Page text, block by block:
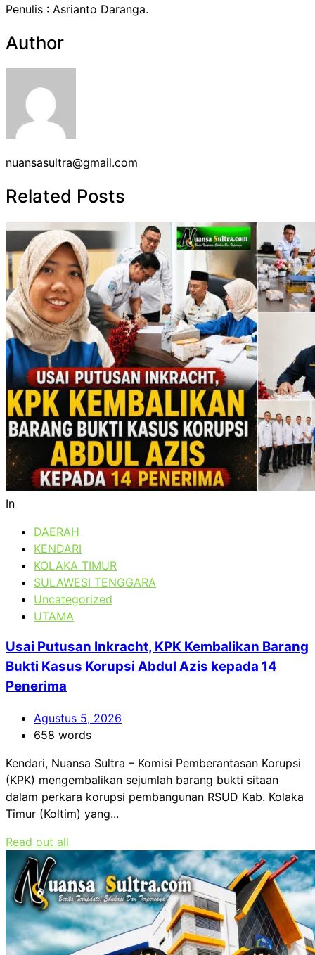
Penulis : Asrianto Daranga.
Author
nuansasultra@gmail.com
Related Posts
In
DAERAH
KENDARI
KOLAKA TIMUR
SULAWESI TENGGARA
Uncategorized
UTAMA
Usai Putusan Inkracht, KPK Kembalikan Barang
Bukti Kasus Korupsi Abdul Azis kepada 14
Penerima
Agustus 5, 2026
658 words
Kendari, Nuansa Sultra – Komisi Pemberantasan Korupsi
(KPK) mengembalikan sejumlah barang bukti sitaan
dalam perkara korupsi pembangunan RSUD Kab. Kolaka
Timur (Koltim) yang...
Read out all